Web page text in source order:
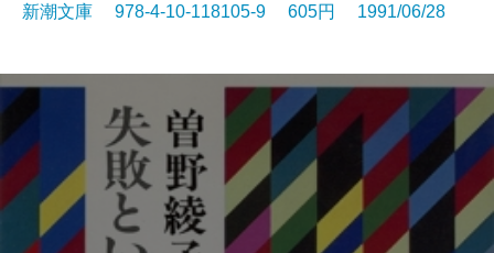
新潮文庫 978-4-10-118105-9 605円 1991/06/28